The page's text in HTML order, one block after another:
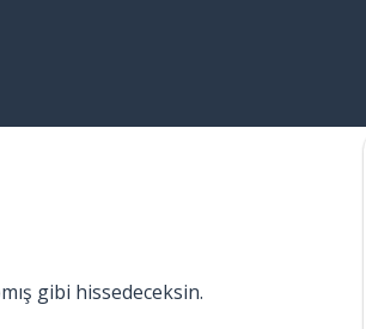
gibi hissedeceksin.